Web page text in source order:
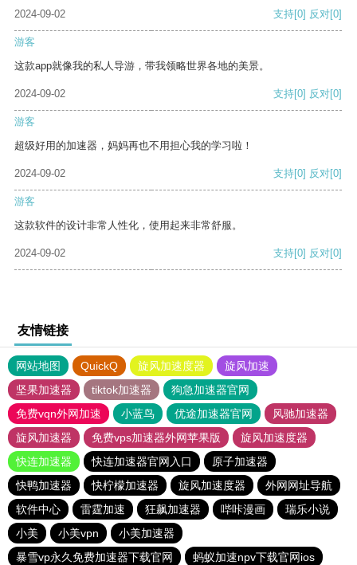
2024-09-02 支持[0] 反对[0]
游客
这款app就像我的私人导游，带我领略世界各地的美景。
2024-09-02 支持[0] 反对[0]
游客
超级好用的加速器，妈妈再也不用担心我的学习啦！
2024-09-02 支持[0] 反对[0]
游客
这款软件的设计非常人性化，使用起来非常舒服。
2024-09-02 支持[0] 反对[0]
友情链接
网站地图 QuickQ 旋风加速度器
旋风加速
坚果加速器
tiktok加速器
狗急加速器官网
免费vqn外网加速
小蓝鸟 优途加速器官网
风驰加速器
旋风加速器
免费vps加速器外网苹果版
旋风加速度器
快连加速器
快连加速器官网入口
原子加速器
快鸭加速器
快柠檬加速器 旋风加速度器
外网网址导航
软件中心
雷霆加速 狂飙加速器 哔咔漫画
瑞乐小说
小美
小美vpn
小美加速器
暴雪vp永久免费加速器下载官网
蚂蚁加速npv下载官网ios